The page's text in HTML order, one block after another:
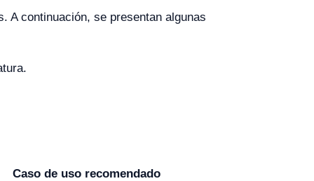
A continuación, se presentan algunas
Caso de uso recomendado